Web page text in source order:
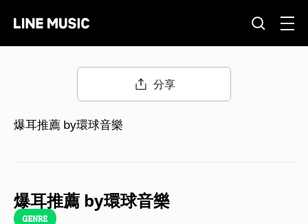
分享
爆耳推薦 by環球音樂
爆耳推薦 by環球音樂